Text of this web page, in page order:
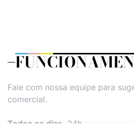
Fale com nossa equipe para
comercial.
Todos os dias, 24h.